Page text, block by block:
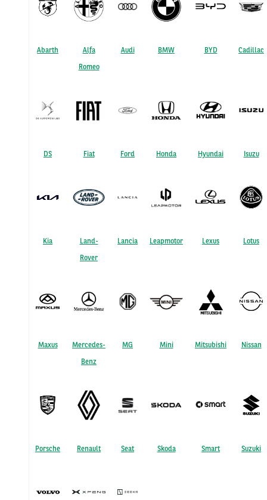
Abarth
Alfa
Romeo
Audi BMW BYD Cadillac
DS Fiat Ford Honda Hyundai Isuzu
Kia
Land-
Rover
Lancia Leapmotor Lexus Lotus
Maxus
Mercedes-
Benz
MG Mini Mitsubishi Nissan
Porsche Renault Seat Skoda Smart Suzuki